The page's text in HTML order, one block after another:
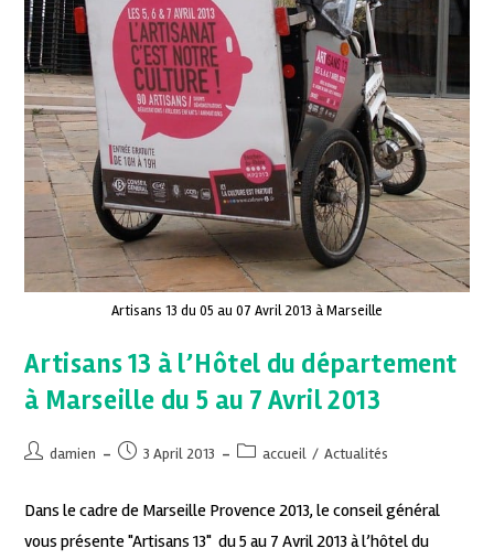
Artisans 13 du 05 au 07 Avril 2013 à Marseille
Artisans 13 à l’Hôtel du département
à Marseille du 5 au 7 Avril 2013
damien 3 April 2013 accueil / Actualités
Dans le cadre de Marseille Provence 2013, le conseil général
vous présente "Artisans 13" du 5 au 7 Avril 2013 à l’hôtel du